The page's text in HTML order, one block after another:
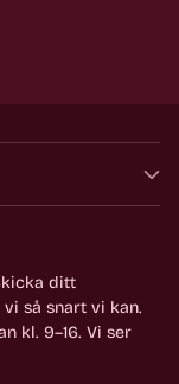
ditt
vi så snart vi kan.
kl. 9–16. Vi ser